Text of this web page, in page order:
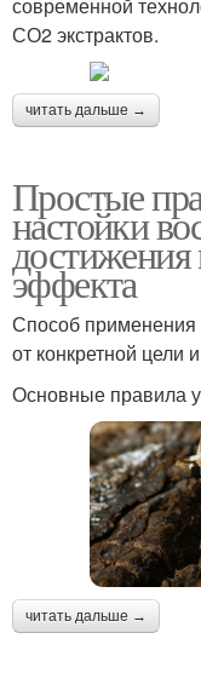
современной
СО2 экстрактов.
читать дальше →
Простые
настойки
достижения
эффекта
Способ применения
от конкретной
Основные правила
читать дальше →